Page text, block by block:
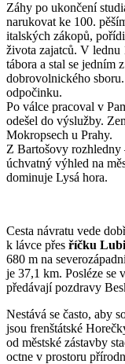
Záhy po ukončení
narukovat ke 100.
italských zákopů,
života zajatců. V lednu
tábora a stal se jedním
dobrovolnického
odpočinku.
Po válce pracoval v
odešel do výslužby.
Mokropsech u Prahy.
Z Bartošovy
úchvatný výhled na
dominuje Lysá hora.
Cesta návratu vede
k lávce přes říčku
680 m na
je 37,1 km. Posléze se
předávají pozdravy
Nestává se často, aby
jsou frenštátské
od městské zástavby
octne v prostoru